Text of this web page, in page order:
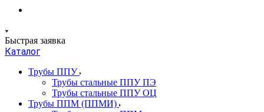
Быстрая заявка
Каталог
Трубы ППУ
Трубы стальные ППУ ПЭ
Трубы стальные ППУ ОЦ
Трубы ППМ (ППМИ)